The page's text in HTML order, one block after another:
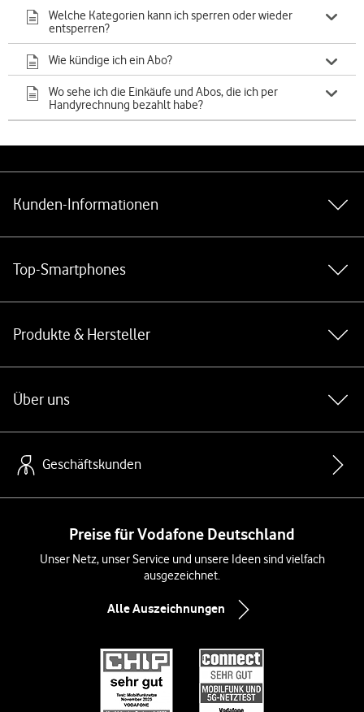
Welche Kategorien kann ich sperren oder wieder
entsperren?
Wie kündige ich ein Abo?
Wo sehe ich die Einkäufe und Abos, die ich per
Handyrechnung bezahlt habe?
Kunden-Informationen
Top-Smartphones
Produkte & Hersteller
Über uns
Geschäftskunden
Preise für Vodafone Deutschland
Unser Netz, unser Service und unsere Ideen sind vielfach
ausgezeichnet.
Alle Auszeichnungen